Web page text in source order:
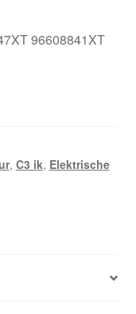
96608841XT
, C3 ik, Elektrische